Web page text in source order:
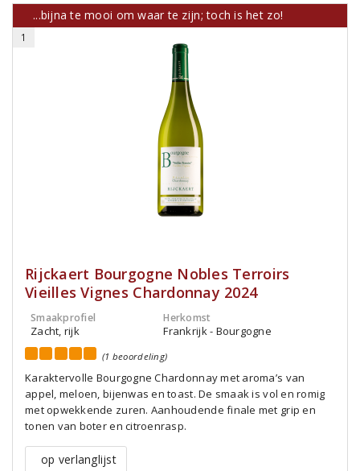
...bijna te mooi om waar te zijn; toch is het zo!
1
Rijckaert Bourgogne Nobles Terroirs
Vieilles Vignes Chardonnay 2024
Smaakprofiel
Zacht, rijk
Herkomst
Frankrijk - Bourgogne
(1 beoordeling)
Karaktervolle Bourgogne Chardonnay met aroma’s van
appel, meloen, bijenwas en toast. De smaak is vol en romig
met opwekkende zuren. Aanhoudende finale met grip en
tonen van boter en citroenrasp.
op verlanglijst